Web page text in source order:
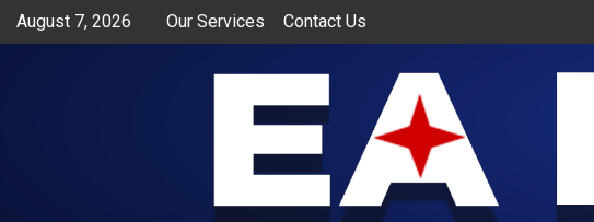
August 7, 2026 Our Services Contact Us